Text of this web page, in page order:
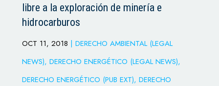
libre a la exploración de minería e
hidrocarburos
OCT 11, 2018 | DERECHO AMBIENTAL (LEGAL
NEWS), DERECHO ENERGÉTICO (LEGAL NEWS),
DERECHO ENERGÉTICO (PUB EXT), DERECHO